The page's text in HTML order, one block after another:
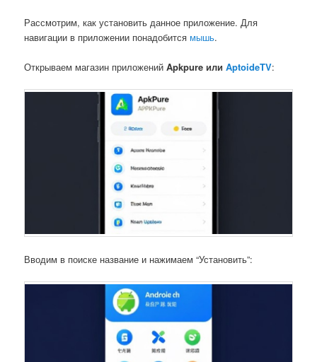
Рассмотрим, как установить данное приложение. Для
навигации в приложении понадобится мышь.
Открываем магазин приложенийApkpure илиAptoideTV:
Вводим в поиске название и нажимаем “Установить”: